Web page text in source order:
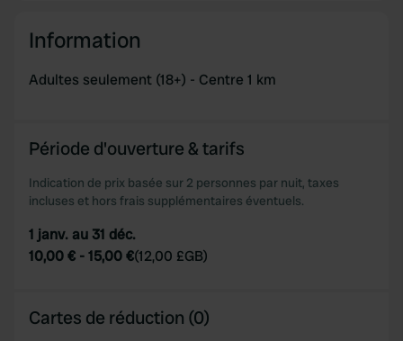
Information
Adultes seulement (18+) - Centre 1 km
Période d'ouverture & tarifs
Indication de prix basée sur 2 personnes par nuit, taxes
incluses et hors frais supplémentaires éventuels.
1 janv. au 31 déc.
10,00 € -15,00 €(12,00 £GB)
Cartes de réduction (0)